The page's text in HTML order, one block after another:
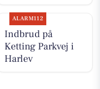
ALARM112
Indbrud på
Ketting Parkvej i
Harlev